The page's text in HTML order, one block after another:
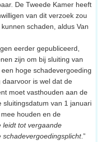
De Tweede Kamer heeft
van dit verzoek zou
schaden, aldus Van
eerder gepubliceerd,
zijn om bij sluiting van
hoge schadevergoeding
is wel dat de
moet vasthouden aan de
sluitingsdatum van 1 januari
houden en de
leidt tot vergaande
.”